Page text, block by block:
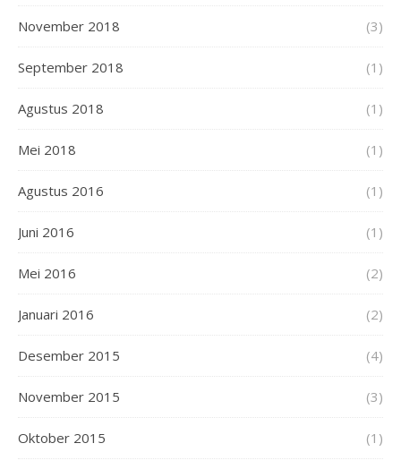
November 2018 (3)
September 2018 (1)
Agustus 2018 (1)
Mei 2018 (1)
Agustus 2016 (1)
Juni 2016 (1)
Mei 2016 (2)
Januari 2016 (2)
Desember 2015 (4)
November 2015 (3)
Oktober 2015 (1)